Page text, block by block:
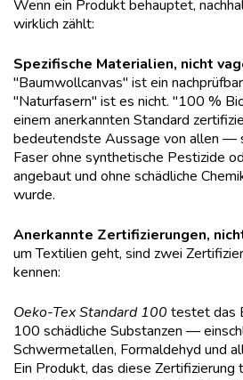
Wenn ein Produkt behauptet,
wirklich zählt:
Spezifische Materialien, nicht
"Baumwollcanvas" ist ein
"Naturfasern" ist es nicht. "100 %
einem anerkannten Standard
bedeutendste Aussage von allen —
Faser ohne synthetische Pestizide
angebaut und ohne schädliche
wurde.
Anerkannte Zertifizierungen,
um Textilien geht, sind zwei
kennen:
Oeko-Tex Standard 100 testet das
100 schädliche Substanzen —
Schwermetallen, Formaldehyd und
Ein Produkt, das diese Zertifizierung